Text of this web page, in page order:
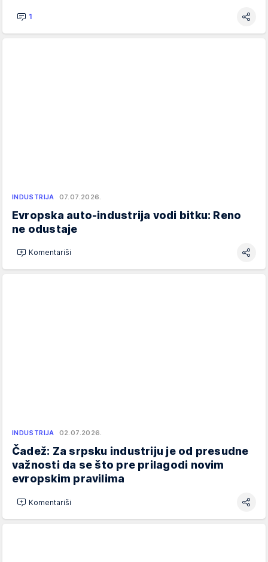
1
INDUSTRIJA 07.07.2026.
Evropska auto-industrija vodi bitku: Reno
ne odustaje
Komentariši
INDUSTRIJA 02.07.2026.
Čadež: Za srpsku industriju je od presudne
važnosti da se što pre prilagodi novim
evropskim pravilima
Komentariši